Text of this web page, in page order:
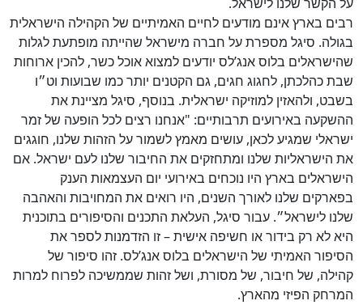
רבים בארץ אינם מודעים לחיים האמיתיים של הקהילה הישראלית
בגולה. סיגל מספרת על חברה מישראל שהייתה מופתעת לגלות
שהישראלים בלוס אנג’לס יודעים למצוא אוכל כשר, להכין ארוחות
שבת כהלכתן, לחגוג חגים, גם הקטנים יותר כמו שבועות וט״ו
בשבט, ולהאזין למוזיקה ישראלית. בנוסף, סיגל מציינת את
ההשקעה באירועים תרבותיים: "אנחנו רצים לכל הופעה של זמר
ישראלי שמגיע לכאן, עושים מאמץ לשמור על הזהות שלנו, חוגגים
את הישראליות שלנו ומתחזקים את החיבור שלנו לעם ישראל. אם
הישראלים בארץ היו נוכחים באירועי יום העצמאות הענק
בפארקים שלנו לאורך השנים, היו רואים את המחויבות והאהבה
שלנו לישראל״. עבור סיגל, העלאת התכנים והסיפורים בתוכנית
היא לא רק בידור או חשיפה אישית – זו הזדמנות לספר את
הסיפור האמיתי של הישראלים בלוס אנג’לס. זהו סיפור של
קהילה, של חיבור, של מסורת, ושל זהות שממשיכה לפרוח למרות
המרחק הפיזי מהארץ.